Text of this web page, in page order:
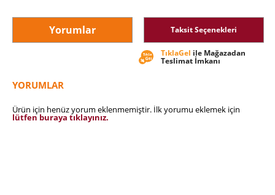
Yorumlar Taksit Seçenekleri
TıklaGel ile Mağazadan
Teslimat İmkanı
YORUMLAR
Ürün için henüz yorum eklenmemiştir. İlk yorumu eklemek için
lütfen buraya tıklayınız.